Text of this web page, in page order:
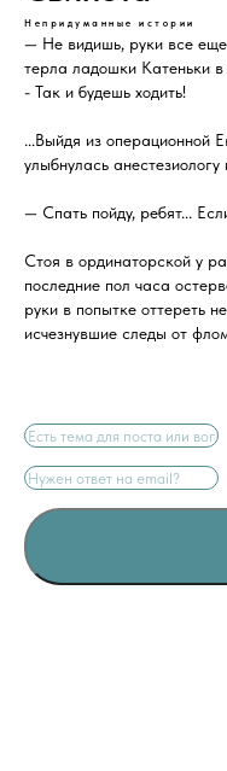
Непридуманные истории
— Не видишь, руки все
терла ладошки Катеньки
- Так и будешь ходить!
...Выйдя из операционной
улыбнулась
— Спать пойду, ребят...
Стоя в ординаторской у
последние пол часа
руки в попытке оттереть
исчезнувшие следы от